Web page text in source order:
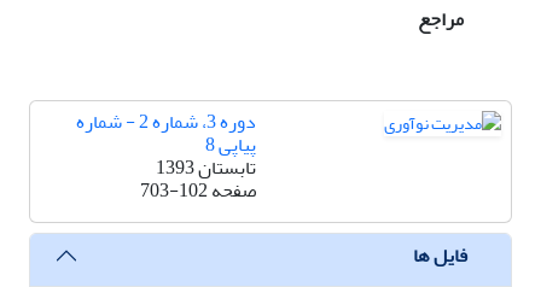
مراجع
دوره 3، شماره 2 - شماره
پیاپی 8
تابستان 1393
صفحه703-102
فایل ها